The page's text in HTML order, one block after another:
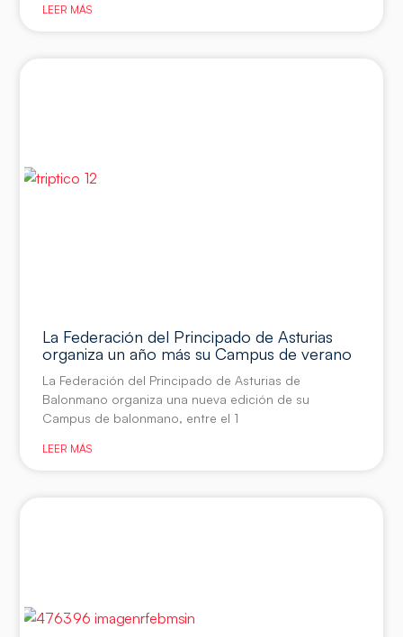
LEER MÁS
La Federación del Principado de Asturias
organiza un año más su Campus de verano
La Federación del Principado de Asturias de
Balonmano organiza una nueva edición de su
Campus de balonmano, entre el 1
LEER MÁS